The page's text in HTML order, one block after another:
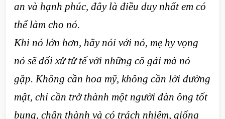
an và hạnh phúc, đây là điều duy nhất em có
thể làm cho nó.
Khi nó lớn hơn, hãy nói với nó, mẹ hy vọng
nó sẽ đối xử tử tế với những cô gái mà nó
gặp. Không cần hoa mỹ, không cần lời đường
mật, chỉ cần trở thành một người đàn ông tốt
bụng, chân thành và có trách nhiệm, giống